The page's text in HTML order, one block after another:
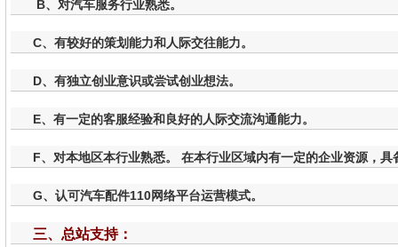
B、对汽车服务行业熟悉。
C、有较好的策划能力和人际交往能力。
D、有独立创业意识或尝试创业想法。
E、有一定的客服经验和良好的人际交流沟通能力。
F、对本地区本行业熟悉。 在本行业区域内有一定的企业资源，
G、认可汽车配件110网络平台运营模式。
三、总站支持：